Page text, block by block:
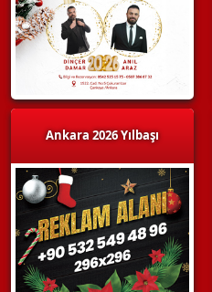
Ankara 2026 Yılbaşı